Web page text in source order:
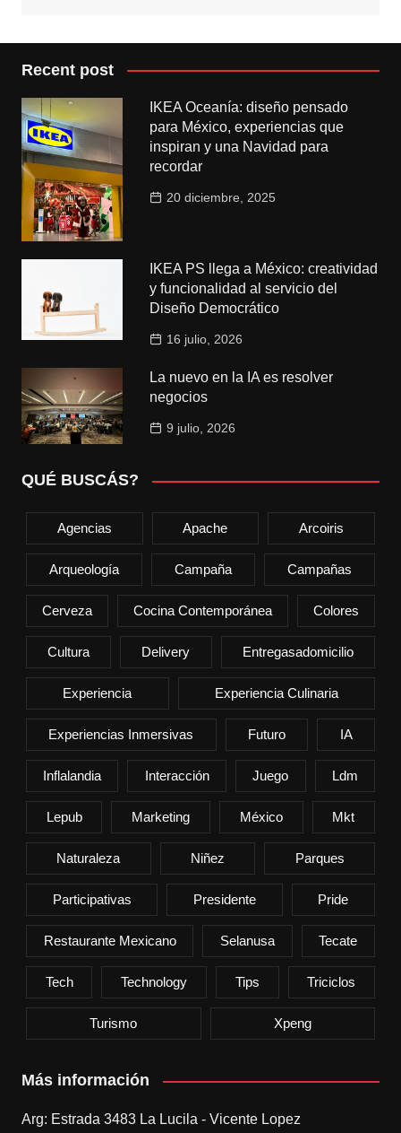
Recent post
IKEA Oceanía: diseño pensado
para México, experiencias que
inspiran y una Navidad para
recordar
20 diciembre, 2025
IKEA PS llega a México: creatividad
y funcionalidad al servicio del
Diseño Democrático
16 julio, 2026
La nuevo en la IA es resolver
negocios
9 julio, 2026
QUÉ BUSCÁS?
Agencias Apache Arcoiris
Arqueología Campaña Campañas
Cerveza Cocina Contemporánea Colores
Cultura Delivery Entregasadomicilio
Experiencia Experiencia Culinaria
Experiencias Inmersivas Futuro IA
Inflalandia Interacción Juego Ldm
Lepub Marketing México Mkt
Naturaleza Niñez Parques
Participativas Presidente Pride
Restaurante Mexicano Selanusa Tecate
Tech Technology Tips Triciclos
Turismo Xpeng
Más información
Arg: Estrada 3483 La Lucila - Vicente Lopez